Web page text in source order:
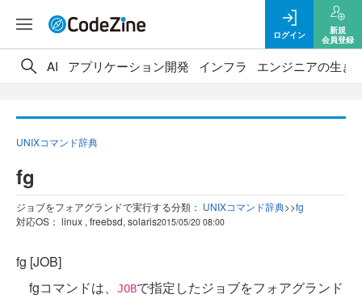
ログイン
新規
会員登録
AI アプリケーション開発 インフラ エンジニアの生き
UNIXコマンド辞典
fg
ジョブをフォアグランドで実行する分類： UNIXコマンド辞典>>fg
対応OS： linux , freebsd, solaris2015/05/20 08:00
fg [JOB]
fgコマンドは、
JOBで指定したジョブをフォアグランド